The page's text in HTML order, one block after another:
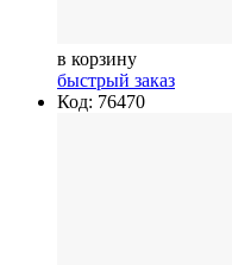
в корзину
быстрый заказ
Код: 76470